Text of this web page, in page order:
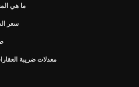
ما هي
سعر
معدلات ضريبة العقارات